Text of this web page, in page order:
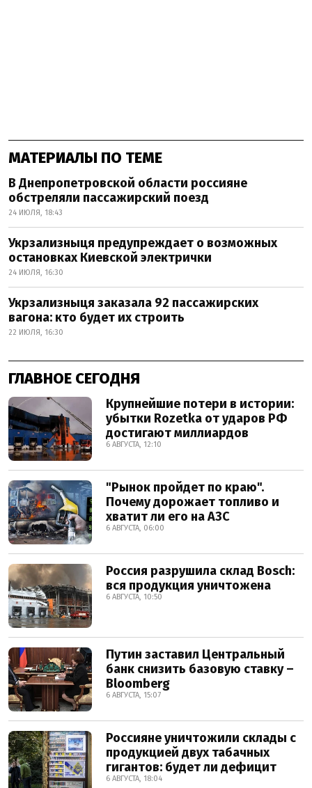
МАТЕРИАЛЫ ПО ТЕМЕ
В Днепропетровской области россияне
обстреляли пассажирский поезд
24 ИЮЛЯ, 18:43
Укрзализныця предупреждает о возможных
остановках Киевской электрички
24 ИЮЛЯ, 16:30
Укрзализныця заказала 92 пассажирских
вагона: кто будет их строить
22 ИЮЛЯ, 16:30
ГЛАВНОЕ СЕГОДНЯ
Крупнейшие потери в истории:
убытки Rozetka от ударов РФ
достигают миллиардов
6 АВГУСТА, 12:10
"Рынок пройдет по краю".
Почему дорожает топливо и
хватит ли его на АЗС
6 АВГУСТА, 06:00
Россия разрушила склад Bosch:
вся продукция уничтожена
6 АВГУСТА, 10:50
Путин заставил Центральный
банк снизить базовую ставку –
Bloomberg
6 АВГУСТА, 15:07
Россияне уничтожили склады с
продукцией двух табачных
гигантов: будет ли дефицит
6 АВГУСТА, 18:04